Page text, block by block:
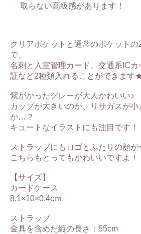
取らない高級感があります！
クリアポケットと通常のポケット
で、
名刺と入室管理カード、交通系IC
証など2種類入れることができます
紫がかったグレーが大人かわいい♪
カップが大きいのか、リサガスが
か…？
キュートなイラストにも注目です！
ストラップにもロゴとふたりの顔
こちらもとってもかわいいですよ！
【サイズ】
カードケース
8.1×10×0.4cｍ
ストラップ
金具を含めた縦の長さ：55cm